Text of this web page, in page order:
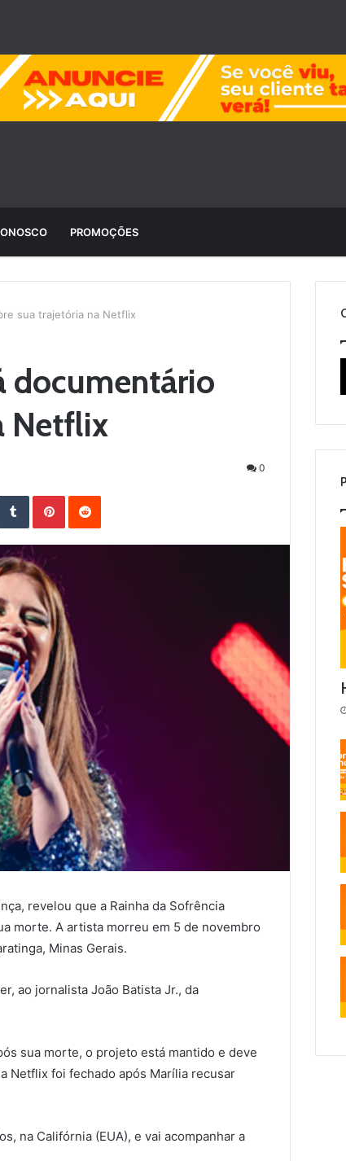
PROMOÇÕES
sua trajetória na Netflix
documentário
Netflix
0
Tumblr Pinterest
revelou que a Rainha da Sofrência
morte. A artista morreu em 5 de novembro
Minas Gerais.
ao jornalista João Batista Jr., da
sua morte, o projeto está mantido e deve
Netflix foi fechado após Marília recusar
na Califórnia (EUA), e vai acompanhar a